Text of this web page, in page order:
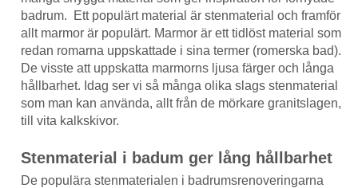
badrum. Ett populärt material är stenmaterial och framför
allt marmor är populärt. Marmor är ett tidlöst material som
redan romarna uppskattade i sina termer (romerska bad).
De visste att uppskatta marmorns ljusa färger och långa
hållbarhet. Idag ser vi så många olika slags stenmaterial
som man kan använda, allt från de mörkare granitslagen,
till vita kalkskivor.
Stenmaterial i badum ger lång hållbarhet
De populära stenmaterialen i badrumsrenoveringarna